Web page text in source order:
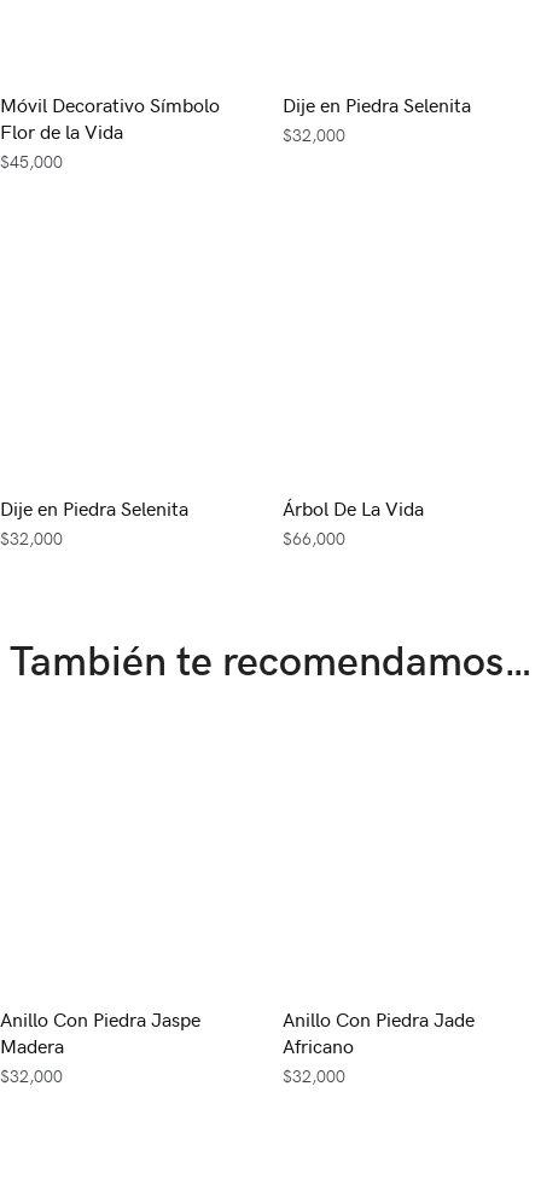
Móvil Decorativo Símbolo
Flor de la Vida
$45,000
Dije en Piedra Selenita
$32,000
Dije en Piedra Selenita
$32,000
Árbol De La Vida
$66,000
También te recomendamos…
Anillo Con Piedra Jaspe
Madera
$32,000
Anillo Con Piedra Jade
Africano
$32,000